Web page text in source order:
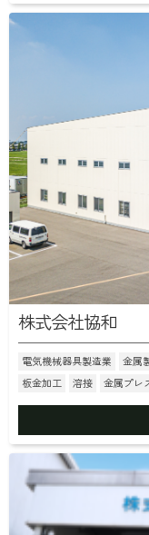
株式会社協和
電気機械器具製造業 金属
板金加工
溶接 金属プレ